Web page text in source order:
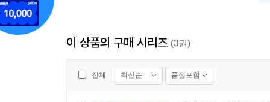
이 상품의 구매 시리즈 (3권)
전체 최신순 품절포함